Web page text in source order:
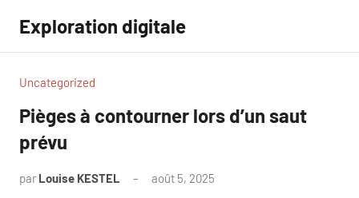
contenu
Exploration digitale
Uncategorized
Pièges à contourner lors d’un saut
prévu
par Louise KESTEL août 5, 2025